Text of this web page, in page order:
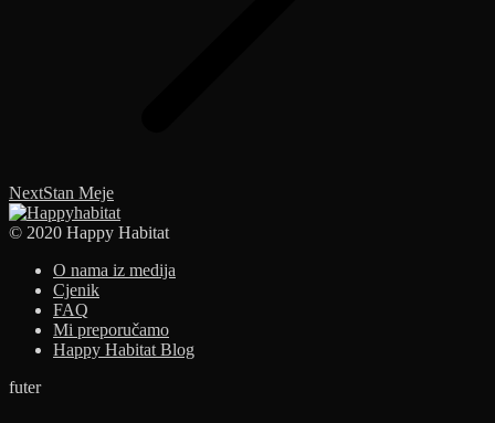
NextNext
album:
Stan Meje
© 2020 Happy Habitat
O nama iz medija
Cjenik
FAQ
Mi preporučamo
Happy Habitat Blog
futer